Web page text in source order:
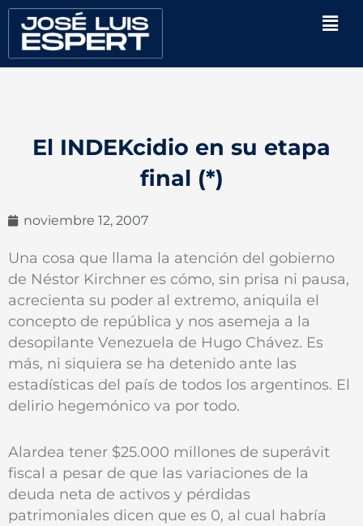
contenido
El INDEKcidio en su etapa
final (*)
noviembre 12, 2007
Una cosa que llama la atención del gobierno
de Néstor Kirchner es cómo, sin prisa ni pausa,
acrecienta su poder al extremo, aniquila el
concepto de república y nos asemeja a la
desopilante Venezuela de Hugo Chávez. Es
más, ni siquiera se ha detenido ante las
estadísticas del país de todos los argentinos. El
delirio hegemónico va por todo.
Alardea tener $25.000 millones de superávit
fiscal a pesar de que las variaciones de la
deuda neta de activos y pérdidas
patrimoniales dicen que es 0, al cual habría